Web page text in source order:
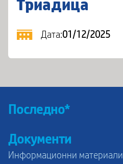
Триадица
Дата:01/12/2025
Последно*
Документи
Информационни материали